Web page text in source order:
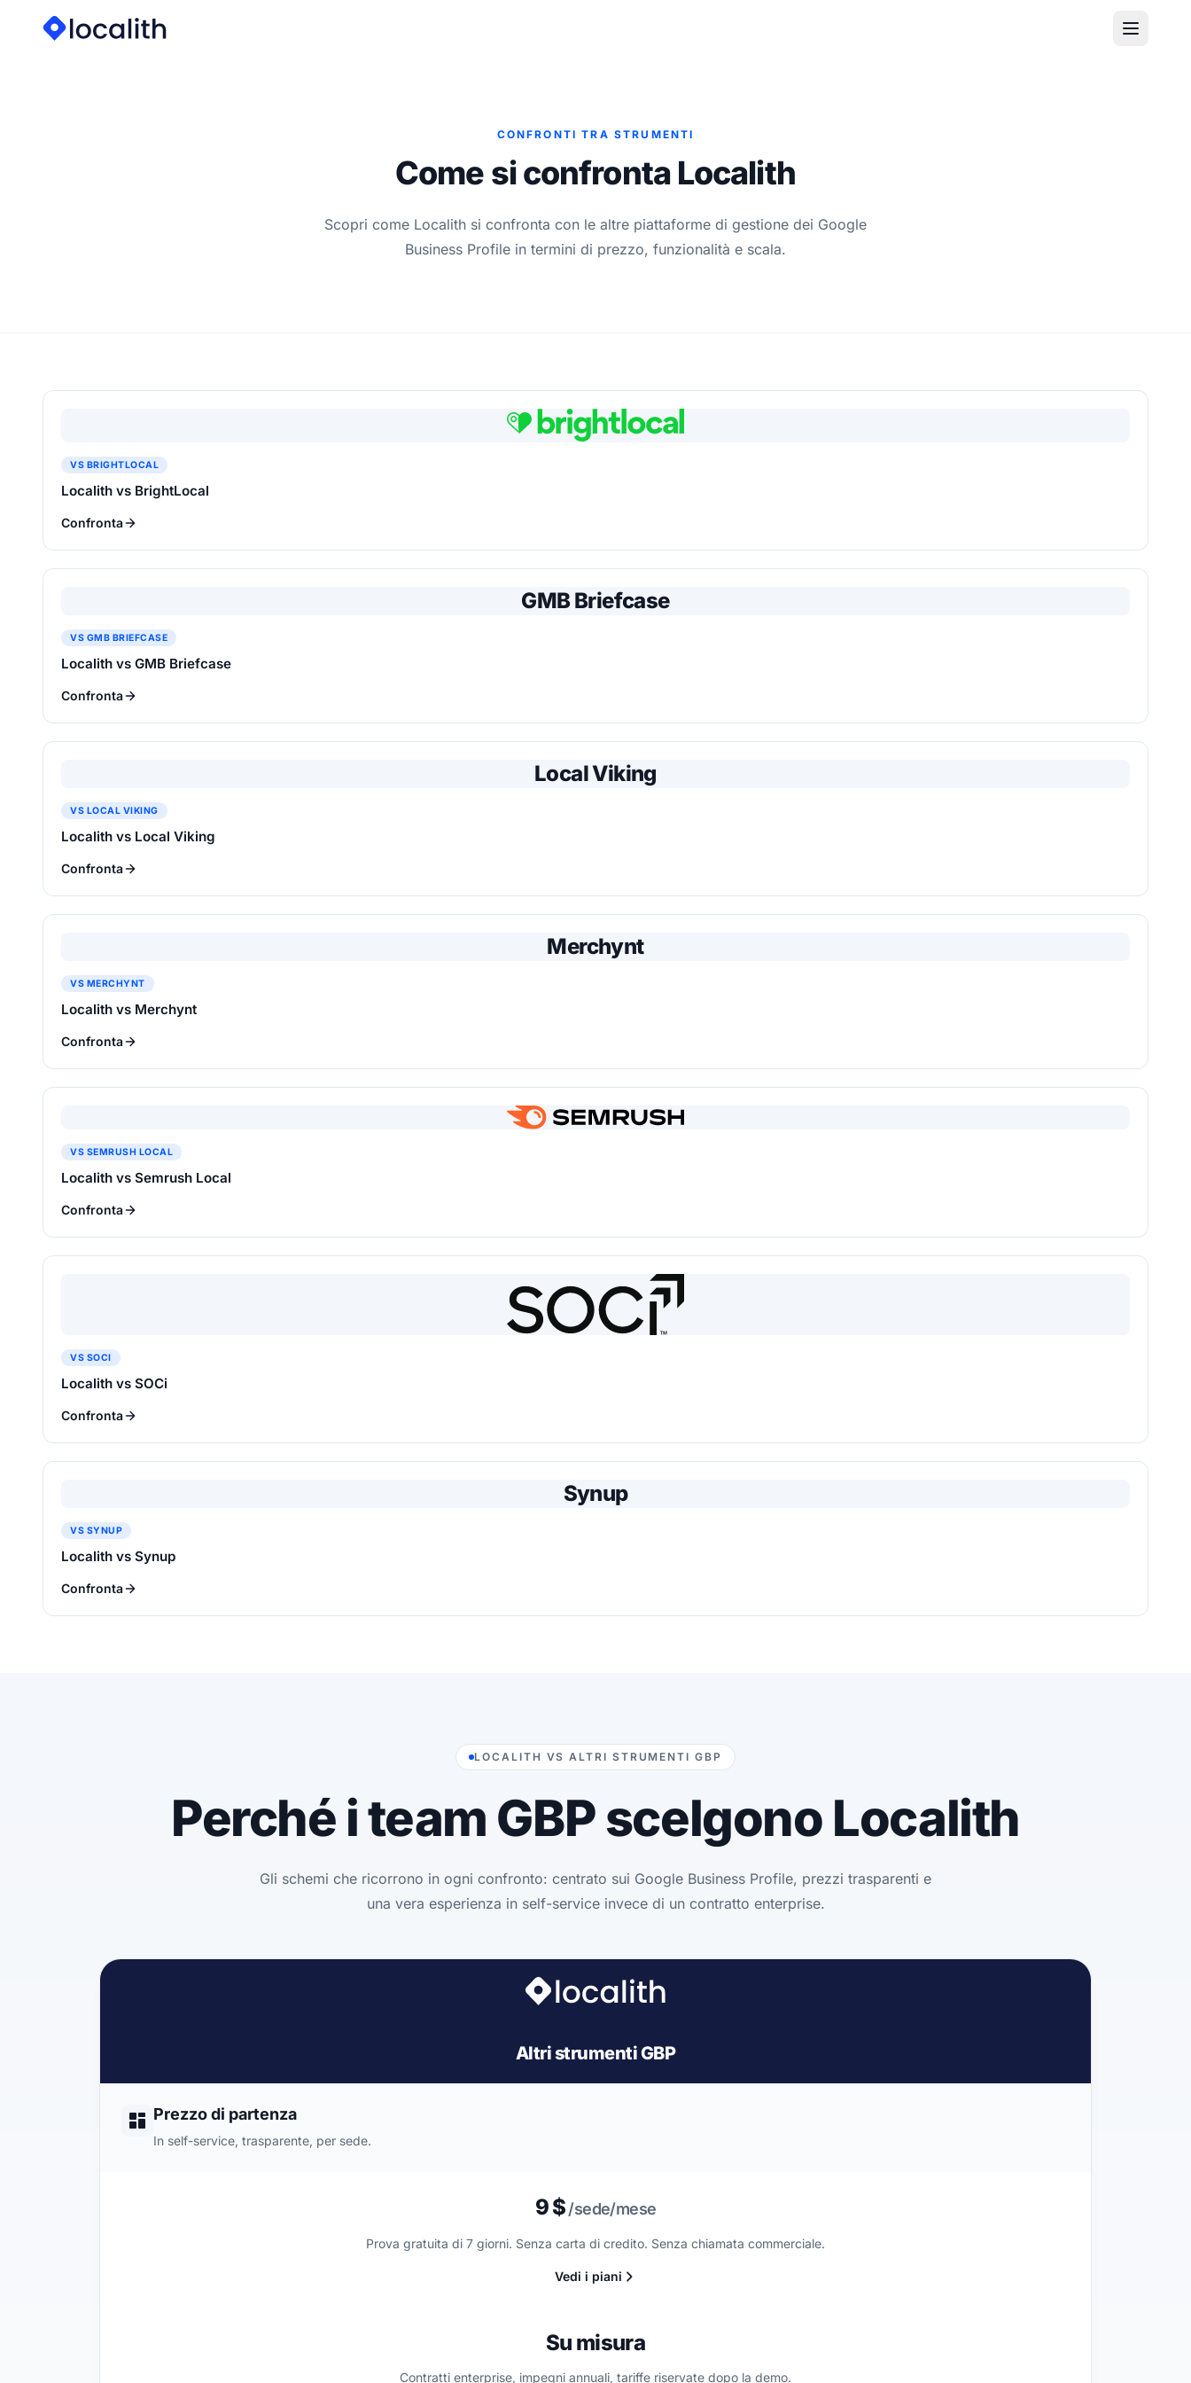
CONFRONTI TRA STRUMENTI
Come si confronta Localith
Scopri come Localith si confronta con le altre piattaforme di gestione dei Google
Business Profile in termini di prezzo, funzionalità e scala.
VS BRIGHTLOCAL
Localith vs BrightLocal
Confronta
GMB Briefcase
VS GMB BRIEFCASE
Localith vs GMB Briefcase
Confronta
Local Viking
VS LOCAL VIKING
Localith vs Local Viking
Confronta
Merchynt
VS MERCHYNT
Localith vs Merchynt
Confronta
VS SEMRUSH LOCAL
Localith vs Semrush Local
Confronta
VS SOCI
Localith vs SOCi
Confronta
Synup
VS SYNUP
Localith vs Synup
Confronta
LOCALITH VS ALTRI STRUMENTI GBP
Perché i team GBP scelgono Localith
Gli schemi che ricorrono in ogni confronto: centrato sui Google Business Profile, prezzi trasparenti e
una vera esperienza in self-service invece di un contratto enterprise.
Altri strumenti GBP
Prezzo di partenza
In self-service, trasparente, per sede.
9 $/sede/mese
Prova gratuita di 7 giorni. Senza carta di credito. Senza chiamata commerciale.
Vedi i piani
Su misura
Contratti enterprise, impegni annuali, tariffe riservate dopo la demo.